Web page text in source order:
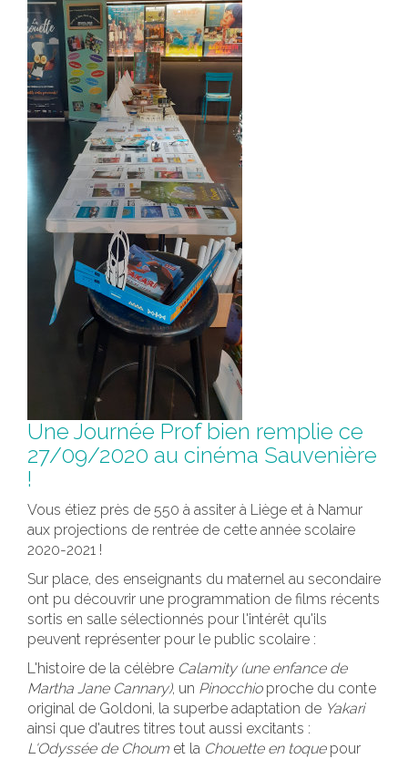
Une Journée Prof bien remplie ce
27/09/2020 au cinéma Sauvenière
!
Vous étiez près de 550 à assiter à Liège et à Namur
aux projections de rentrée de cette année scolaire
2020-2021 !
Sur place, des enseignants du maternel au secondaire
ont pu découvrir une programmation de films récents
sortis en salle sélectionnés pour l'intérêt qu'ils
peuvent représenter pour le public scolaire :
L'histoire de la célèbre Calamity (une enfance de
Martha Jane Cannary), un Pinocchioproche du conte
original de Goldoni, la superbe adaptation de Yakari
ainsi que d'autres titres tout aussi excitants :
L'Odyssée de Choum et la Chouette en toquepour